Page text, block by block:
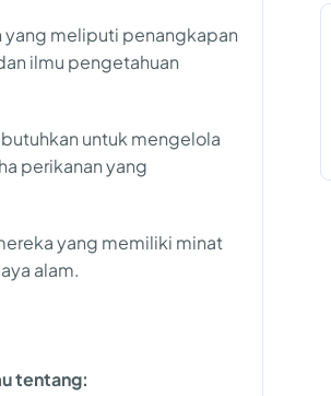
yang meliputi penangkapan
ilmu pengetahuan
untuk mengelola
perikanan yang
yang memiliki minat
alam.
tentang: